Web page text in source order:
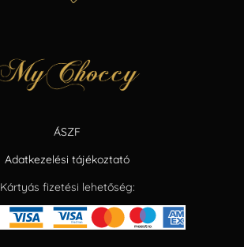
ÁSZF
Adatkezelési tájékoztató
Kártyás fizetési lehetőség: